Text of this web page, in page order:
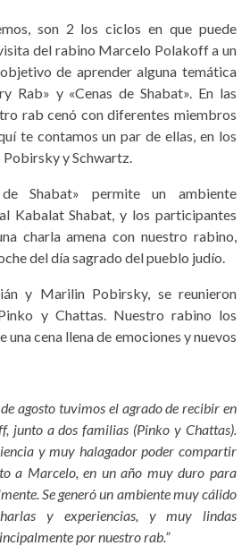
son 2 los ciclos en que puede
del rabino Marcelo Polakoff a un
de aprender alguna temática
Rab» y «Cenas de Shabat». En las
rab cenó con diferentes miembros
te contamos un par de ellas, en los
Pobirsky y Schwartz.
Shabat» permite un ambiente
Kabalat Shabat, y los participantes
charla amena con nuestro rabino,
del día sagrado del pueblo judío.
y Marilin Pobirsky, se reunieron
y Chattas. Nuestro rabino los
cena llena de emociones y nuevos
agosto tuvimos el agrado de recibir en
junto a dos familias (Pinko y Chattas).
y muy halagador poder compartir
a Marcelo, en un año muy duro para
Se generó un ambiente muy cálido
y experiencias, y muy lindas
por nuestro rab.”